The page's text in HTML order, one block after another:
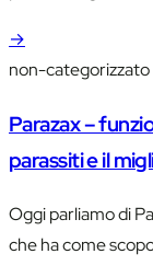
→
non-categorizzato
Parazax –
parassiti e il
Oggi parliamo di
che ha come